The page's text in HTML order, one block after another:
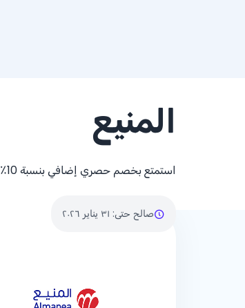
المنيع
استمتع بخصم حصري إضافي بنسبة 10٪ على مشترياتك لدى المنيع
صالح حتى: ٣١ يناير ٢٠٢٦